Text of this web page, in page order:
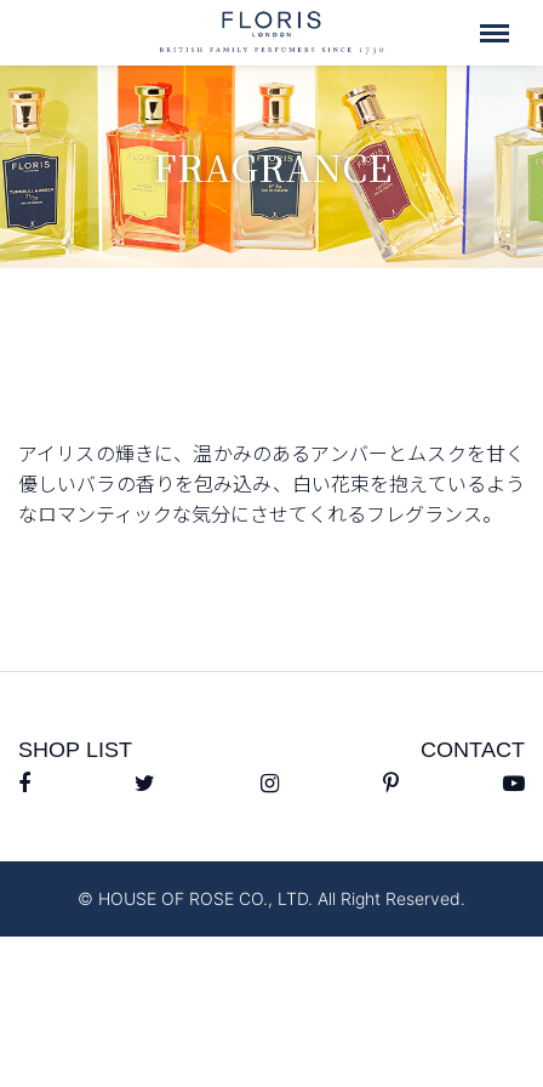
FRAGRANCE
アイリスの輝きに、温かみのあるアンバーとムスクを甘く
優しいバラの香りを包み込み、白い花束を抱えているよう
なロマンティックな気分にさせてくれるフレグランス。
SHOP LIST CONTACT
© HOUSE OF ROSE CO., LTD. All Right Reserved.